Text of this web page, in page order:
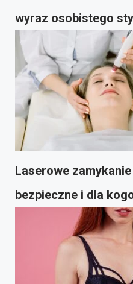
wyraz osobistego
Laserowe
bezpieczne i dla